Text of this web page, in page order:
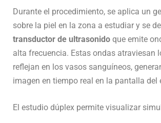
Durante el procedimiento, se aplica un
sobre la piel en la zona a estudiar y se
transductor de ultrasonido que emite
alta frecuencia. Estas ondas atraviesan
reflejan en los vasos sanguíneos,
imagen en tiempo real en la pantalla del
El estudio dúplex permite visualizar